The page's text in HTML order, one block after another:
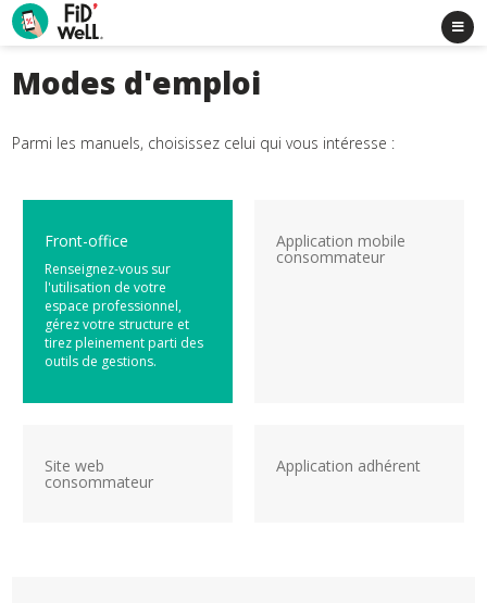
Modes d'emploi
Parmi les manuels, choisissez celui qui vous intéresse :
Front-office
Renseignez-vous sur
l'utilisation de votre
espace professionnel,
gérez votre structure et
tirez pleinement parti des
outils de gestions.
Application mobile
consommateur
Site web
consommateur
Application adhérent